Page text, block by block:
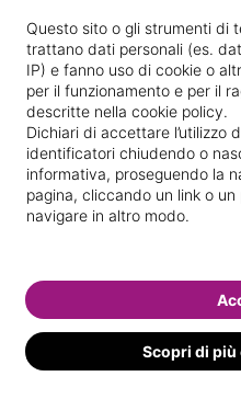
Specializzata in
benessere
Vedi le
Questo sito o gli strumenti di
trattano dati personali (es.
IP) e fanno uso di cookie o
per il funzionamento e per il
descritte nella cookie policy.
Dichiari di accettare l’utilizzo
identificatori chiudendo o
informativa, proseguendo la
pagina, cliccando un link o
navigare in altro modo.
Scopri di più